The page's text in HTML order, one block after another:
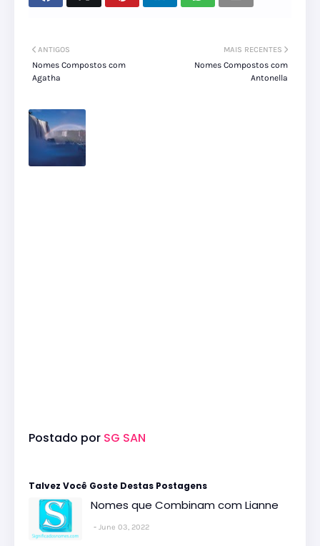
MAIS RECENTES
Nomes Compostos com
Antonella
ANTIGOS
Nomes Compostos com
Agatha
Postado por SG SAN
Talvez Você Goste Destas Postagens
Nomes que Combinam com Lianne
June 03, 2022